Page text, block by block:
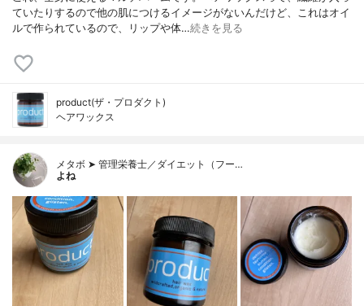
ていたりするので他の肌につけるイメージがないんだけど、これはオイ
ルで作られているので、リップや体…続きを見る
product(ザ・プロダクト)
ヘアワックス
メタボ ➤ 管理栄養士／ダイエット（フー…
よね